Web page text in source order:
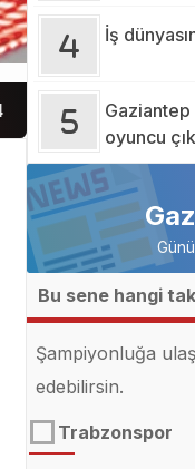
İş
Gaziantep
oyuncu
Bu sene hangi
Şampiyonluğa
edebilirsin.
Trabzonspor